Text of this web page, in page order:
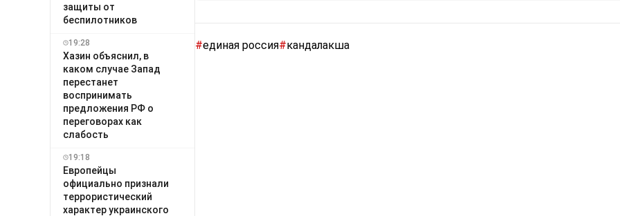
защиты от
беспилотников
19:28
Хазин объяснил, в
каком случае Запад
перестанет
воспринимать
предложения РФ о
переговорах как
слабость
19:18
Европейцы
официально признали
террористический
характер украинского
#единая россия#кандалакша